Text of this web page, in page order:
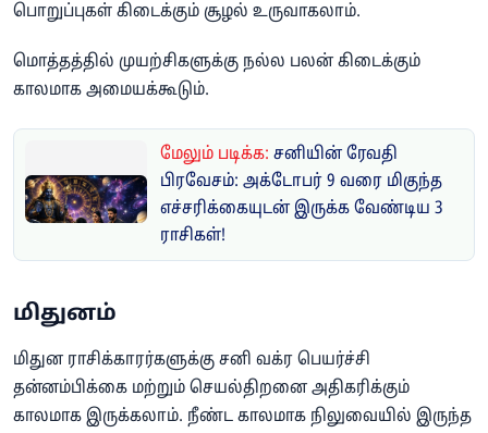
பொறுப்புகள் கிடைக்கும் சூழல் உருவாகலாம்.
மொத்தத்தில் முயற்சிகளுக்கு நல்ல பலன் கிடைக்கும்
காலமாக அமையக்கூடும்.
மேலும் படிக்க: சனியின் ரேவதி
பிரவேசம்: அக்டோபர் 9 வரை மிகுந்த
எச்சரிக்கையுடன் இருக்க வேண்டிய 3
ராசிகள்!
மிதுனம்
மிதுன ராசிக்காரர்களுக்கு சனி வக்ர பெயர்ச்சி
தன்னம்பிக்கை மற்றும் செயல்திறனை அதிகரிக்கும்
காலமாக இருக்கலாம். நீண்ட காலமாக நிலுவையில் இருந்த